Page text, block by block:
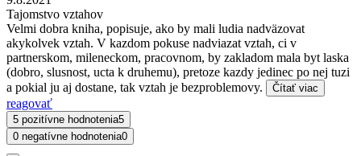
Tajomstvo vztahov
Velmi dobra kniha, popisuje, ako by mali ludia nadväzovat
akykolvek vztah. V kazdom pokuse nadviazat vztah, ci v
partnerskom, mileneckom, pracovnom, by zakladom mala byt laska
(dobro, slusnost, ucta k druhemu), pretoze kazdy jedinec po nej tuzi
a pokial ju aj dostane, tak vztah je bezproblemovy.
Čítať viac
reagovať
5 pozitívne hodnotenia5
0 negatívne hodnotenia0